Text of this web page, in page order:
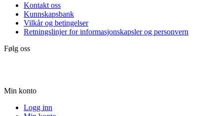
Kontakt oss
Kunnskapsbank
Vilkår og betingelser
Retningslinjer for informasjonskapsler og personvern
Følg oss
Min konto
Logg inn